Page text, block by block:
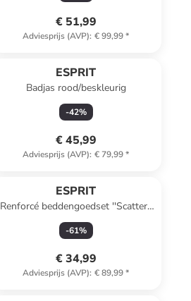
€ 51,99
Adviesprijs (AVP): € 99,99*
ESPRIT
Badjas rood/beskleurig
-42%
€ 45,99
Adviesprijs (AVP): € 79,99*
ESPRIT
Renforcé beddengoedset ''Scatter''
lichtblauw
-61%
€ 34,99
Adviesprijs (AVP): € 89,99*